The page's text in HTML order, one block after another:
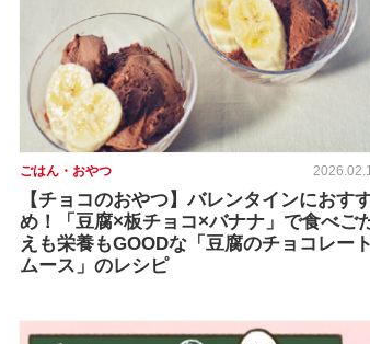
ごはん・おやつ
【チョコのおやつ】バレンタインにおす
め！「豆腐×板チョコ×バナナ」で食べご
えも栄養もGOODな「豆腐のチョコレート
ムース」のレシピ